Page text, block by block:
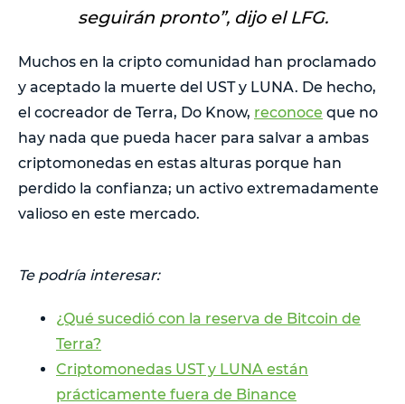
seguirán pronto”, dijo el LFG.
Muchos en la cripto comunidad han proclamado
y aceptado la muerte del UST y LUNA. De hecho,
el cocreador de Terra, Do Know, reconoce que no
hay nada que pueda hacer para salvar a ambas
criptomonedas en estas alturas porque han
perdido la confianza; un activo extremadamente
valioso en este mercado.
Te podría interesar:
¿Qué sucedió con la reserva de Bitcoin de
Terra?
Criptomonedas UST y LUNA están
prácticamente fuera de Binance